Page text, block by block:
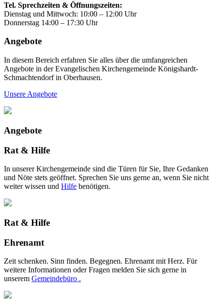
Tel. Sprechzeiten & Öffnungszeiten:
Dienstag und Mittwoch: 10:00 – 12:00 Uhr
Donnerstag 14:00 – 17:30 Uhr
Angebote
In diesem Bereich erfahren Sie alles über die umfangreichen
Angebote in der Evangelischen Kirchengemeinde Königshardt-
Schmachtendorf in Oberhausen.
Unsere Angebote
Angebote
Rat & Hilfe
In unserer Kirchengemeinde sind die Türen für Sie, Ihre Gedanken
und Nöte stets geöffnet. Sprechen Sie uns gerne an, wenn Sie nicht
weiter wissen und Hilfe benötigen.
Rat & Hilfe
Ehrenamt
Zeit schenken. Sinn finden. Begegnen. Ehrenamt mit Herz. Für
weitere Informationen oder Fragen melden Sie sich gerne in
unserem Gemeindebüro .